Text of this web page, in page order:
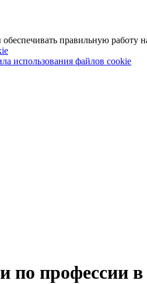
правильную работу
использования файлов cookie
по профессии